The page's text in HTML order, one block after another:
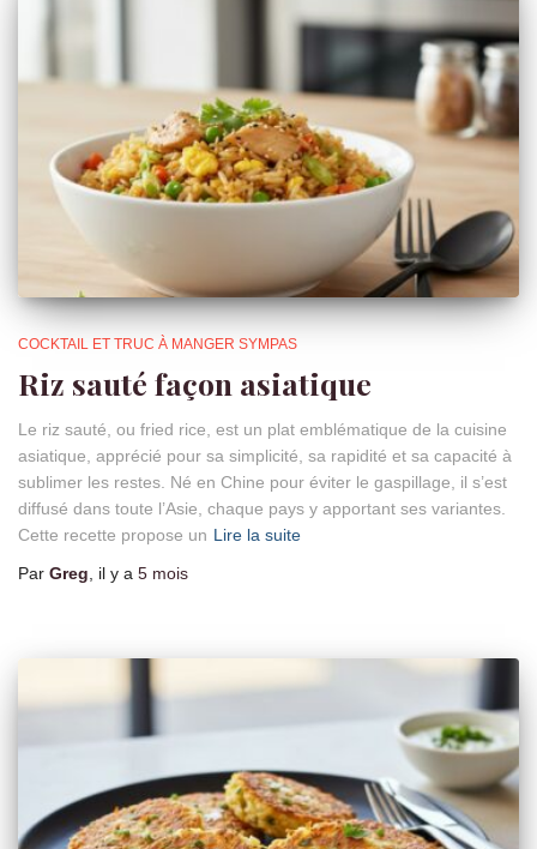
COCKTAIL ET TRUC À MANGER SYMPAS
Riz sauté façon asiatique
Le riz sauté, ou fried rice, est un plat emblématique de la cuisine
asiatique, apprécié pour sa simplicité, sa rapidité et sa capacité à
sublimer les restes. Né en Chine pour éviter le gaspillage, il s’est
diffusé dans toute l’Asie, chaque pays y apportant ses variantes.
Cette recette propose un Lire la suite
Par Greg , il y a 5 mois